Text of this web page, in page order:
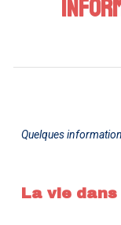
Quelques
La vie